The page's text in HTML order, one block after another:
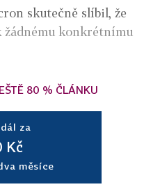
skutečně slíbil, že
žádnému konkrétnímu
80 % ČLÁNKU
za
Kč
měsíce